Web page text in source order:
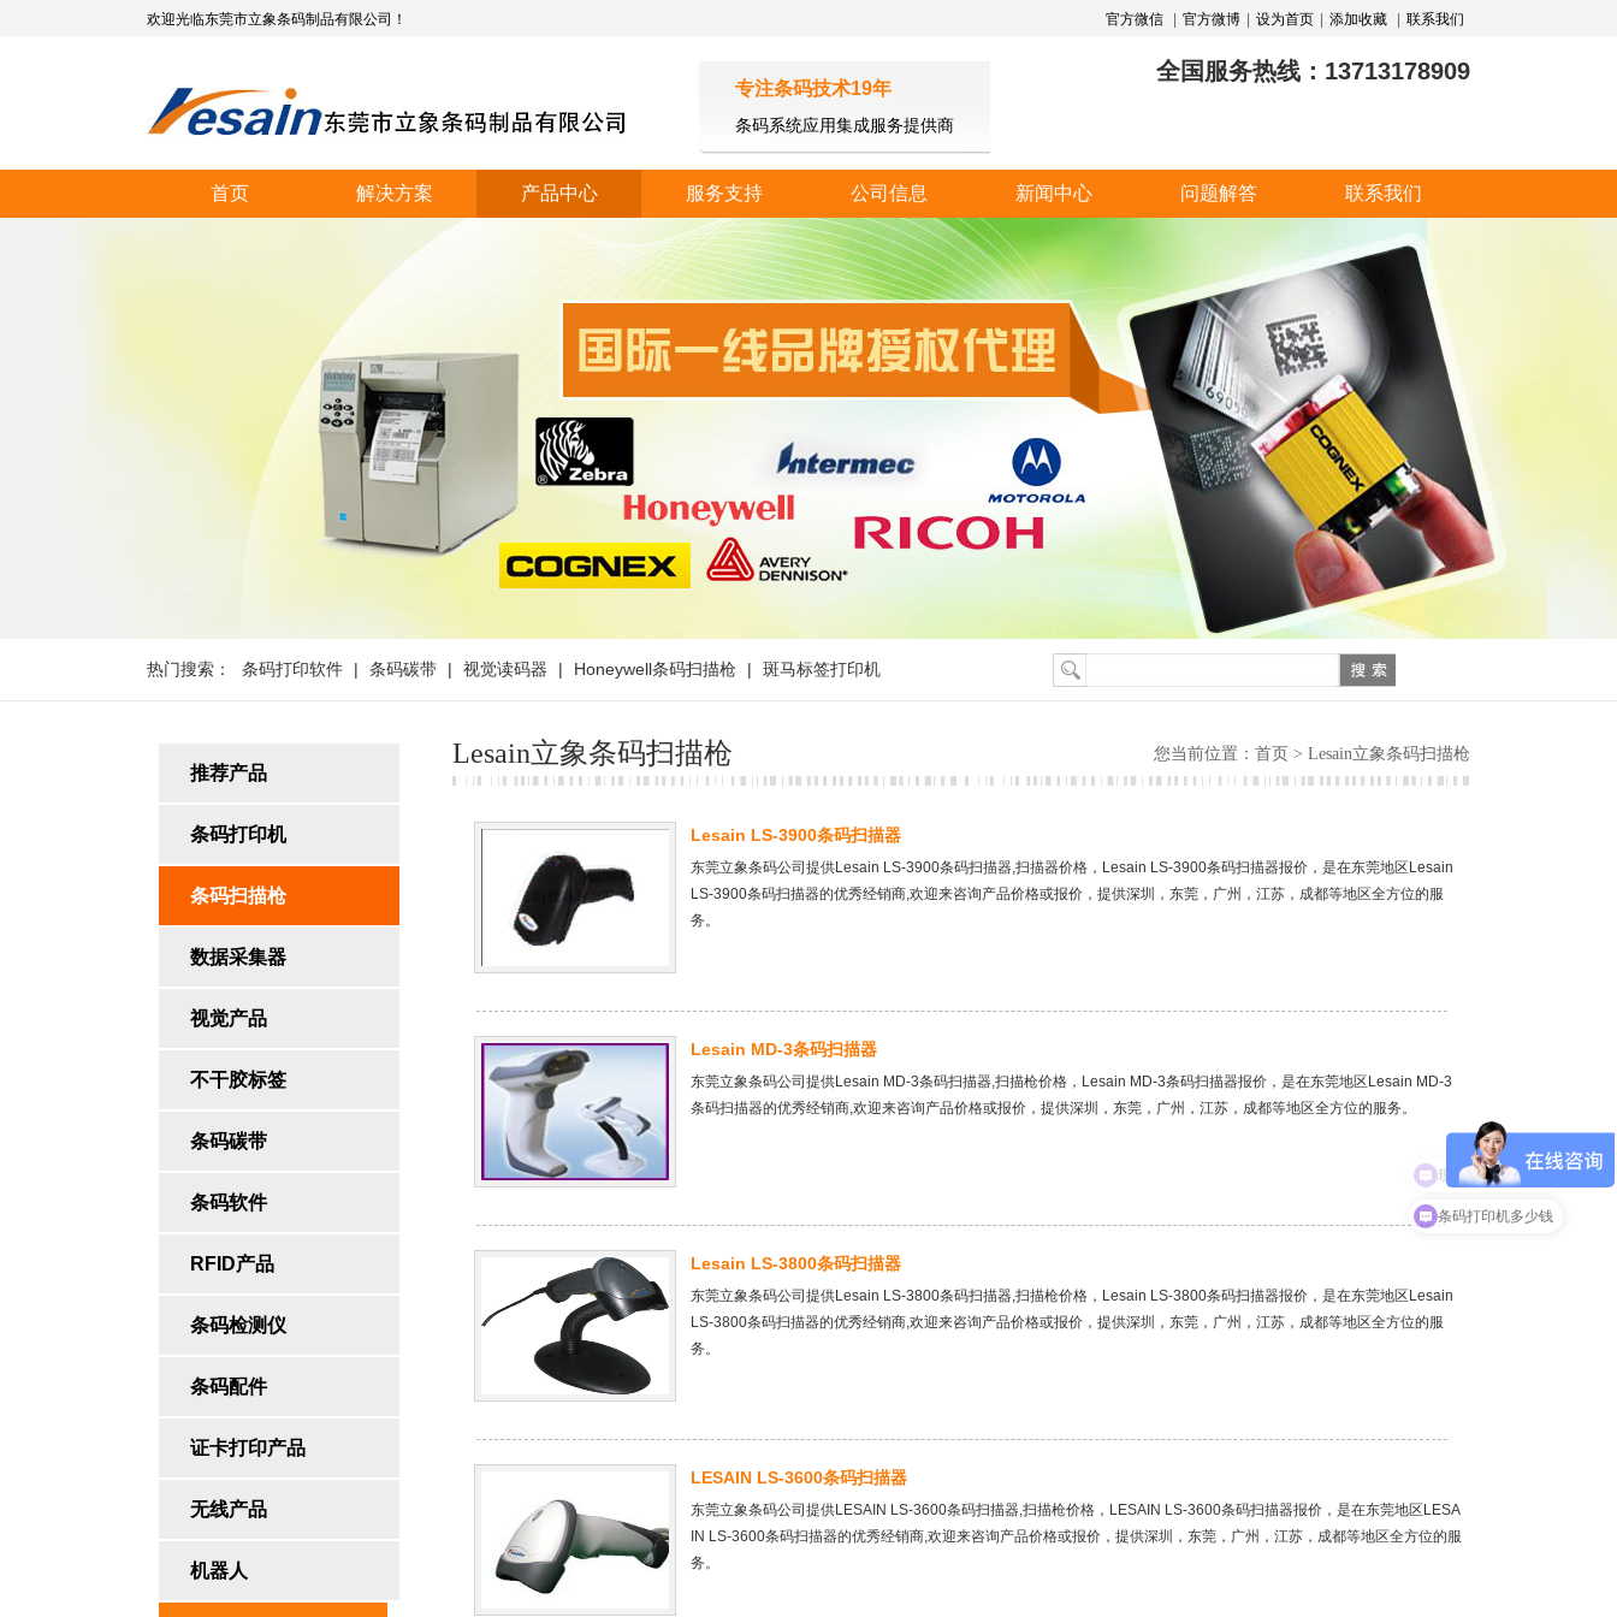
欢迎光临东莞市立象条码制品有限公司！ 官方微信 官方微博 设为首页 添加收藏 联系我们
全国服务热线：13713178909
专注条码技术19年
条码系统应用集成服务提供商
首页 解决方案 产品中心 服务支持 公司信息 新闻中心 问题解答 联系我们
热门搜索： 条码打印软件 | 条码碳带 | 视觉读码器 | Honeywell条码扫描枪 | 斑马标签打印机
推荐产品
条码打印机
条码扫描枪
数据采集器
视觉产品
不干胶标签
条码碳带
条码软件
RFID产品
条码检测仪
条码配件
证卡打印产品
无线产品
机器人
Lesain立象条码扫描枪 您当前位置： 首页 > Lesain立象条码扫描枪
Lesain LS-3900条码扫描器
东莞立象条码公司提供Lesain LS-3900条码扫描器,扫描器价格，Lesain LS-3900条码扫描器报价，是在东莞地区Lesain
LS-3900条码扫描器的优秀经销商,欢迎来咨询产品价格或报价，提供深圳，东莞，广州，江苏，成都等地区全方位的服
务。
Lesain MD-3条码扫描器
东莞立象条码公司提供Lesain MD-3条码扫描器,扫描枪价格，Lesain MD-3条码扫描器报价，是在东莞地区Lesain MD-3
条码扫描器的优秀经销商,欢迎来咨询产品价格或报价，提供深圳，东莞，广州，江苏，成都等地区全方位的服务。
Lesain LS-3800条码扫描器
东莞立象条码公司提供Lesain LS-3800条码扫描器,扫描枪价格，Lesain LS-3800条码扫描器报价，是在东莞地区Lesain
LS-3800条码扫描器的优秀经销商,欢迎来咨询产品价格或报价，提供深圳，东莞，广州，江苏，成都等地区全方位的服
务。
LESAIN LS-3600条码扫描器
东莞立象条码公司提供LESAIN LS-3600条码扫描器,扫描枪价格，LESAIN LS-3600条码扫描器报价，是在东莞地区LESA
IN LS-3600条码扫描器的优秀经销商,欢迎来咨询产品价格或报价，提供深圳，东莞，广州，江苏，成都等地区全方位的服
务。
现在有优惠活动吗